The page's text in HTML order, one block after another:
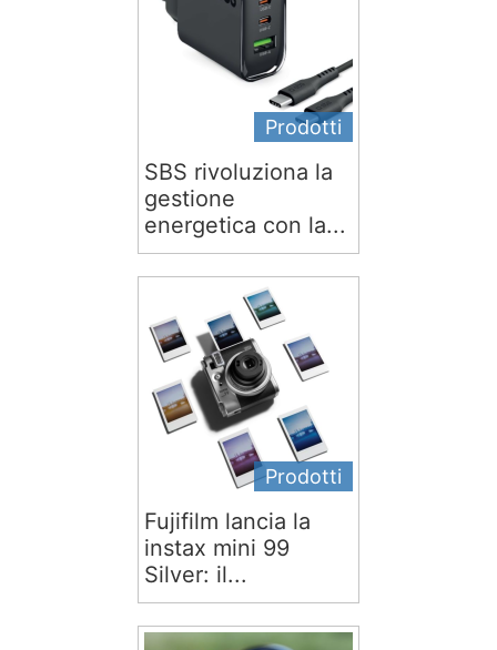
Prodotti
SBS rivoluziona la
gestione
energetica con la...
Prodotti
Fujifilm lancia la
instax mini 99
Silver: il...